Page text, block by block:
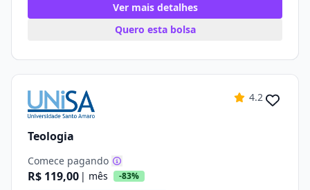
Ver mais detalhes
Quero esta bolsa
4.2
Teologia
Comece pagando
R$ 119,00 | mês -83%